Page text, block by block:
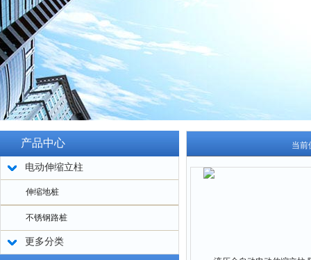
产品中心
电动伸缩立柱
伸缩地桩
不锈钢路桩
更多分类
当前